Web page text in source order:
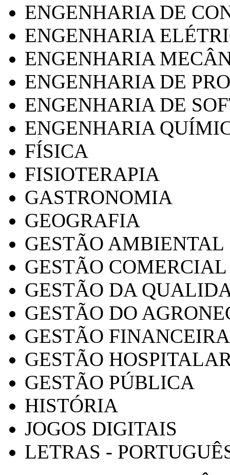
ENGENHARIA DE
ENGENHARIA
ENGENHARIA
ENGENHARIA DE
ENGENHARIA DE
ENGENHARIA
FÍSICA
FISIOTERAPIA
GASTRONOMIA
GEOGRAFIA
GESTÃO AMBIENTAL
GESTÃO COMERCIAL
GESTÃO DA
GESTÃO DO
GESTÃO FINANCEIRA
GESTÃO
GESTÃO PÚBLICA
HISTÓRIA
JOGOS DIGITAIS
LETRAS -